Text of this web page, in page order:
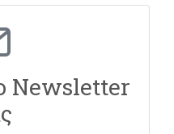
Newsletter